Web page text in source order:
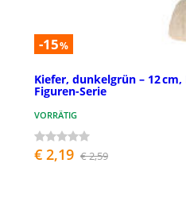
-15%
Kiefer, dunkelgrün – 12
Figuren-Serie
VORRÄTIG
€ 2,19 € 2,59